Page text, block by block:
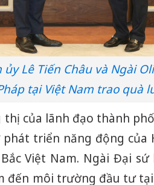
Lê Tiến Châu và Ngài
tại Việt Nam trao quà
của lãnh đạo thành
triển năng động của
Việt Nam. Ngài Đại
đến môi trường đầu tư